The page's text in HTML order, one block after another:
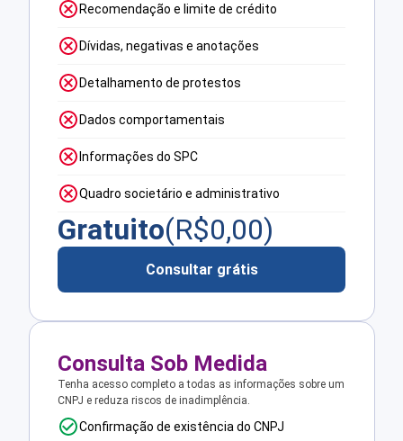
Recomendação e limite de crédito
Dívidas, negativas e anotações
Detalhamento de protestos
Dados comportamentais
Informações do SPC
Quadro societário e administrativo
Gratuito(R$0,00)
Consultar grátis
Consulta Sob Medida
Tenha acesso completo a todas as informações sobre um
CNPJ e reduza riscos de inadimplência.
Confirmação de existência do CNPJ